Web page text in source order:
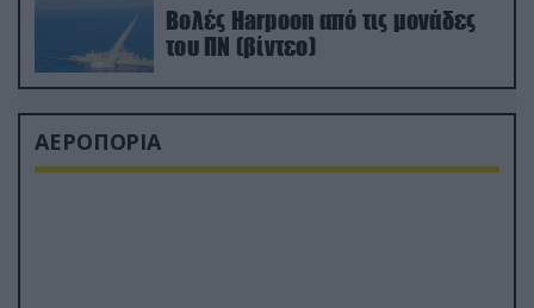
Βολές Harpoon από τις μονάδες
του ΠΝ (βίντεο)
ΑΕΡΟΠΟΡΙΑ